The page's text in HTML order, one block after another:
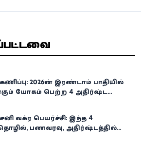
2026-ன் இரண்டாம் பாதியில்
யோகம் பெற்ற 4 அதிர்ஷ்ட
வக்ர பெயர்ச்சி: இந்த 4
தொழில், பணவரவு, அதிர்ஷ்டத்தில்